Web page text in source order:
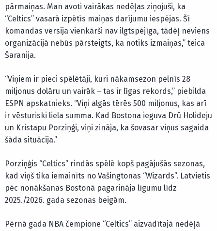
pārmaiņas. Man avoti vairākas nedēļas ziņojuši, ka
“Celtics” vasarā izpētīs maiņas darījumu iespējas. Šī
komandas versija vienkārši nav ilgtspējīga, tādēļ neviens
organizācijā nebūs pārsteigts, ka notiks izmaiņas,” teica
Šaranija.
“Viņiem ir pieci spēlētāji, kuri nākamsezon pelnīs 28
miljonus dolāru un vairāk – tas ir līgas rekords,” piebilda
ESPN apskatnieks. “Viņi algās tērēs 500 miljonus, kas arī
ir vēsturiski liela summa. Kad Bostona ieguva Drū Holideju
un Kristapu Porziņģi, viņi zināja, ka šovasar viņus sagaida
šāda situācija.”
Porziņģis “Celtics” rindās spēlē kopš pagājušās sezonas,
kad viņš tika iemainīts no Vašingtonas “Wizards”. Latvietis
pēc nonākšanas Bostonā pagarināja līgumu līdz
2025./2026. gada sezonas beigām.
Pērnā gada NBA čempione “Celtics” aizvadītajā nedēļā